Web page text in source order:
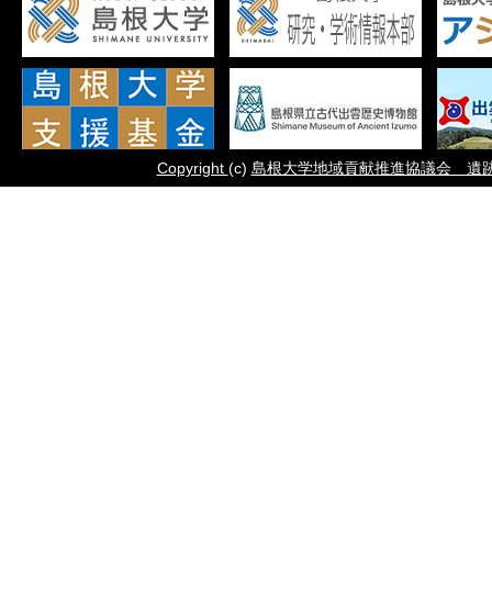
Copyright (c) 島根大学地域貢献推進協議会 遺